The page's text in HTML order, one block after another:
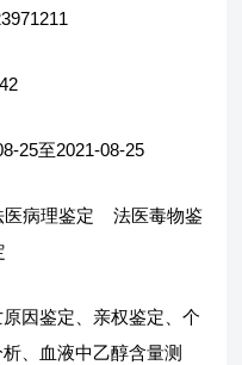
25至2021-08-25
病理鉴定 法医毒物鉴
原因鉴定、亲权鉴定、个
、血液中乙醇含量测